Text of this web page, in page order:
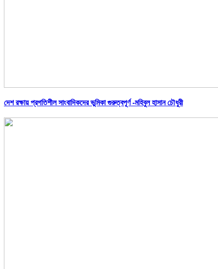
দেশ রক্ষায় প্রগতিশীল সাংবাদিকদের ভুমিকা গুরুত্বপূর্ণ -মহিবুল হাসান চৌধুরী